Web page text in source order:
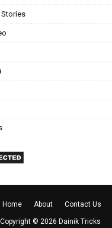
Home About Contact Us
Copyright © 2026 Dainik Tricks